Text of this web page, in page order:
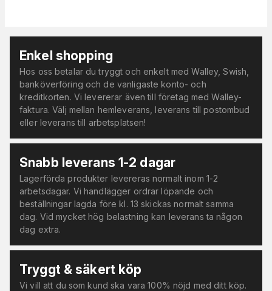
Enkel shopping
Hos oss betalar du tryggt och enkelt med Walley, Swish,
banköverföring och de vanligaste konto- och
kreditkorten. Vi levererar även till företag med Walley-
faktura. Välj mellan hemleverans, leverans till postombud
eller leverans till arbetsplatsen!
Snabb leverans 1-2 dagar
Lagerförda produkter levereras normalt inom 1-2
arbetsdagar. Vi handlägger ordrar löpande och
beställningar lagda före kl. 13 skickas normalt samma
dag. Vid mycket hög belastning kan leverans ta någon
dag extra.
Tryggt & säkert köp
Vi vill att du som kund ska vara 100% nöjd med ditt köp.